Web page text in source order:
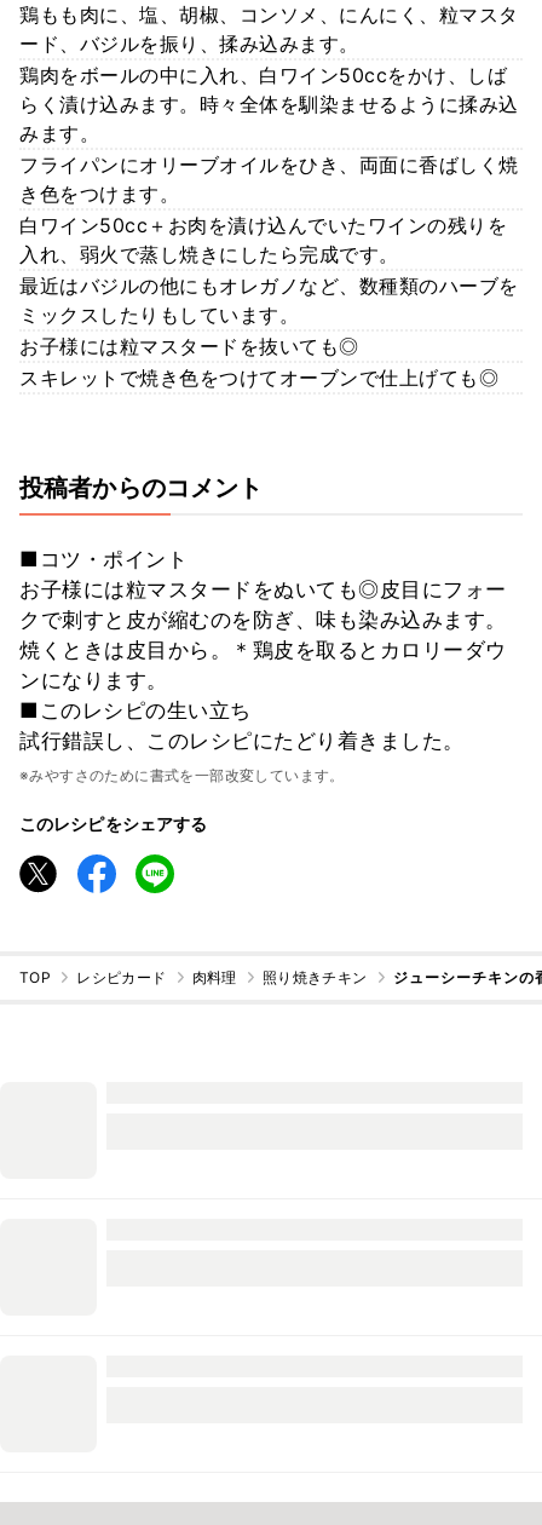
鶏もも肉に、塩、胡椒、コンソメ、にんにく、粒マスタ
ード、バジルを振り、揉み込みます。
鶏肉をボールの中に入れ、白ワイン50ccをかけ、しば
らく漬け込みます。時々全体を馴染ませるように揉み込
みます。
フライパンにオリーブオイルをひき、両面に香ばしく焼
き色をつけます。
白ワイン50cc＋お肉を漬け込んでいたワインの残りを
入れ、弱火で蒸し焼きにしたら完成です。
最近はバジルの他にもオレガノなど、数種類のハーブを
ミックスしたりもしています。
お子様には粒マスタードを抜いても◎
スキレットで焼き色をつけてオーブンで仕上げても◎
投稿者からのコメント
■コツ・ポイント
お子様には粒マスタードをぬいても◎皮目にフォー
クで刺すと皮が縮むのを防ぎ、味も染み込みます。
焼くときは皮目から。＊鶏皮を取るとカロリーダウ
ンになります。
■このレシピの生い立ち
試行錯誤し、このレシピにたどり着きました。
※みやすさのために書式を一部改変しています。
このレシピをシェアする
TOP レシピカード 肉料理 照り焼きチキン ジューシーチキンの